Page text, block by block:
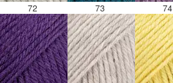
72 73 74